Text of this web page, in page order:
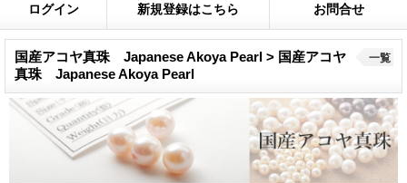
ログイン 新規登録はこちら お問合せ
国産アコヤ真珠 Japanese Akoya Pearl > 国産アコヤ
真珠 Japanese Akoya Pearl
一覧